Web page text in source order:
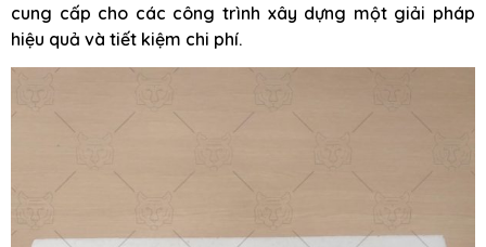
cung cấp cho các công trình xây dựng một giải pháp
hiệu quả và tiết kiệm chi phí.